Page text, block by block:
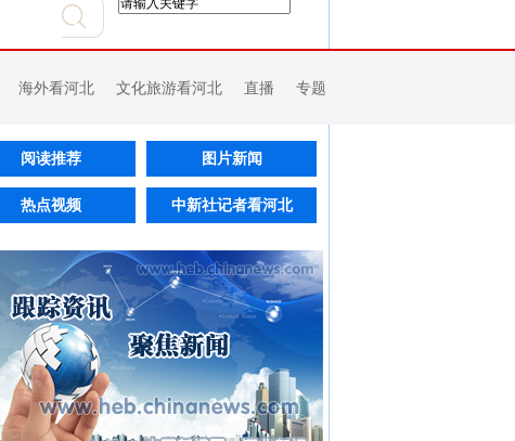
海外看河北 文化旅游看河北 直播 专题
阅读推荐 图片新闻
热点视频 中新社记者看河北